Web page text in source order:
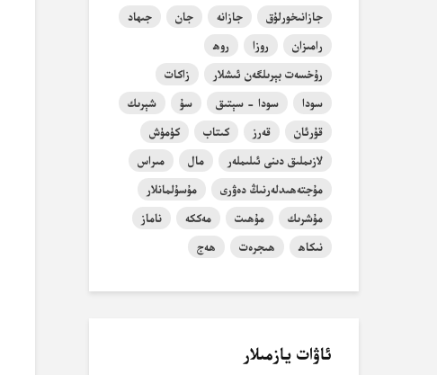
جازانىخورلۇق
جازانە جان
جىھاد
رامىزان
روزا
روھ
رۇخسەت بېرىلگەن ئىشلار
زاكات
سودا
سودا - سېتىق سۇ
شېرىك
قۇرئان
قەرز كىتاب
كۈمۈش
لازىملىق دىنى ئىلىملەر
مال
مىراس
مۇجتەھىدلەرنىڭ دەۋرى
مۇسۇلمانلار
مۇشرىك
مۇھىت مەككە
ناماز
نىكاھ
ھىجرەت ھەج
ئاۋات يازمىلار